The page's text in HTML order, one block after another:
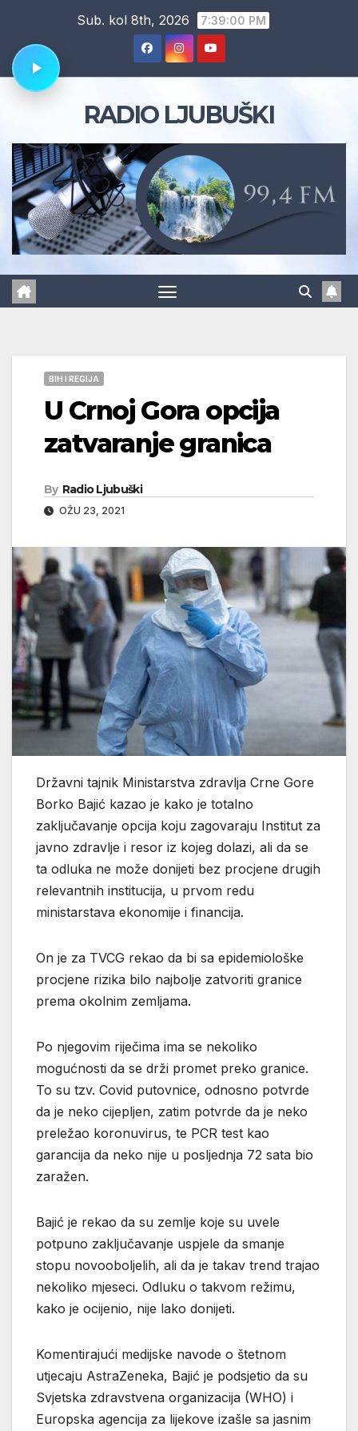
content
Sub. kol 8th, 2026 7:39:01 PM
RADIO LJUBUŠKI
BIH I REGIJA
U Crnoj Gora opcija
zatvaranje granica
By Radio Ljubuški
OŽU 23, 2021
Državni tajnik Ministarstva zdravlja Crne Gore
Borko Bajić kazao je kako je totalno
zaključavanje opcija koju zagovaraju Institut za
javno zdravlje i resor iz kojeg dolazi, ali da se
ta odluka ne može donijeti bez procjene drugih
relevantnih institucija, u prvom redu
ministarstava ekonomije i financija.
On je za TVCG rekao da bi sa epidemiološke
procjene rizika bilo najbolje zatvoriti granice
prema okolnim zemljama.
Po njegovim riječima ima se nekoliko
mogućnosti da se drži promet preko granice.
To su tzv. Covid putovnice, odnosno potvrde
da je neko cijepljen, zatim potvrde da je neko
preležao koronuvirus, te PCR test kao
garancija da neko nije u posljednja 72 sata bio
zaražen.
Bajić je rekao da su zemlje koje su uvele
potpuno zaključavanje uspjele da smanje
stopu novooboljelih, ali da je takav trend trajao
nekoliko mjeseci. Odluku o takvom režimu,
kako je ocijenio, nije lako donijeti.
Komentirajući medijske navode o štetnom
utjecaju AstraZeneka, Bajić je podsjetio da su
Svjetska zdravstvena organizacija (WHO) i
Europska agencija za lijekove izašle sa jasnim